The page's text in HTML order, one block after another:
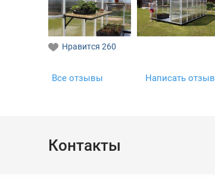
Нравится 260
Написать отзыв
Все отзывы
Контакты